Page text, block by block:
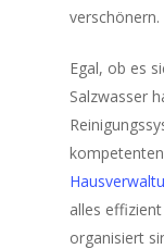
verschönern.
Egal, ob es
Salzwasser
alles
organisiert